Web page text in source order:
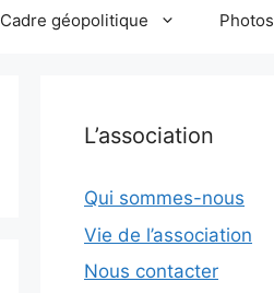
Cadre géopolitique Photos
L’association
Qui sommes-nous
Vie de l’association
Nous contacter